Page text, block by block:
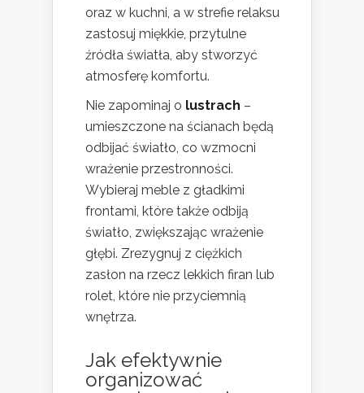
oraz w kuchni, a w strefie relaksu
zastosuj miękkie, przytulne
źródła światła, aby stworzyć
atmosferę komfortu.
Nie zapominaj o lustrach –
umieszczone na ścianach będą
odbijać światło, co wzmocni
wrażenie przestronności.
Wybieraj meble z gładkimi
frontami, które także odbiją
światło, zwiększając wrażenie
głębi. Zrezygnuj z ciężkich
zasłon na rzecz lekkich firan lub
rolet, które nie przyciemnią
wnętrza.
Jak efektywnie
organizować